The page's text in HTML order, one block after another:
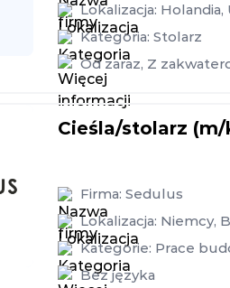
Lokalizacja: Holandia,
Kategoria: Stolarz
Od zaraz, Z
Cieśla/stolarz
Firma: Sedulus
Lokalizacja: Niemcy,
Kategorie: Prace
Bez języka